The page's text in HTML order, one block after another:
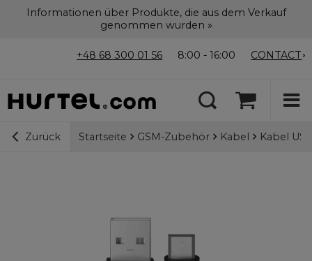
Informationen über Produkte, die aus dem Verkauf
genommen wurden »
+48 68 300 01 56 8:00 - 16:00 CONTACT
Zurück Startseite GSM-Zubehör Kabel Kabel